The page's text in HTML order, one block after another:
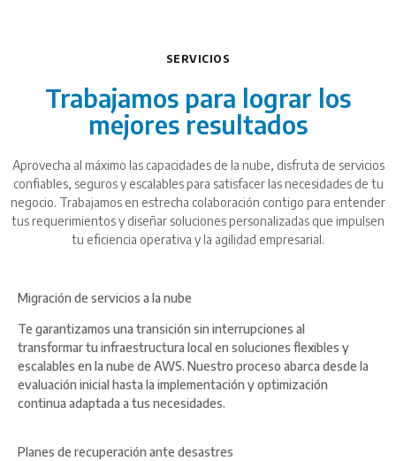
SERVICIOS
Trabajamos para lograr los
mejores resultados
Aprovecha al máximo las capacidades de la nube, disfruta de servicios
confiables, seguros y escalables para satisfacer las necesidades de tu
negocio. Trabajamos en estrecha colaboración contigo para entender
tus requerimientos y diseñar soluciones personalizadas que impulsen
tu eficiencia operativa y la agilidad empresarial.
Migración de servicios a la nube
Te garantizamos una transición sin interrupciones al
transformar tu infraestructura local en soluciones flexibles y
escalables en la nube de AWS. Nuestro proceso abarca desde la
evaluación inicial hasta la implementación y optimización
continua adaptada a tus necesidades.
Planes de recuperación ante desastres